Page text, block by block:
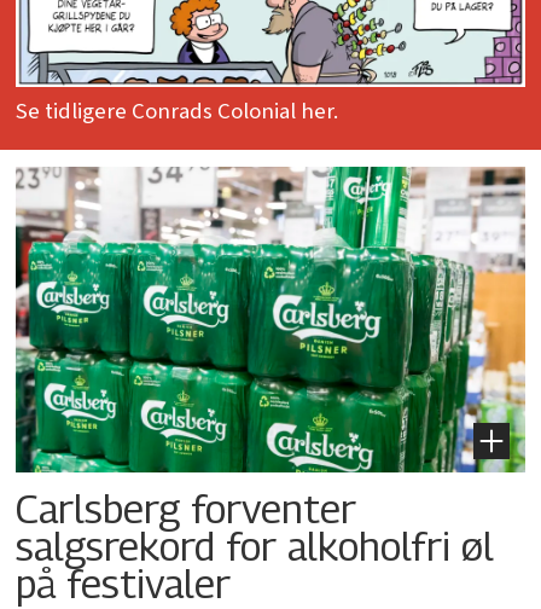
Se tidligere Conrads Colonial her.
Carlsberg forventer
salgsrekord for alkoholfri øl
på festivaler